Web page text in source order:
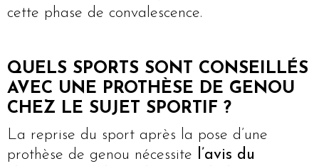
cette phase de convalescence.
QUELS SPORTS SONT CONSEILLÉS
AVEC UNE PROTHÈSE DE GENOU
CHEZ LE SUJET SPORTIF ?
La reprise du sport après la pose d’une
prothèse de genou nécessite l’avis du